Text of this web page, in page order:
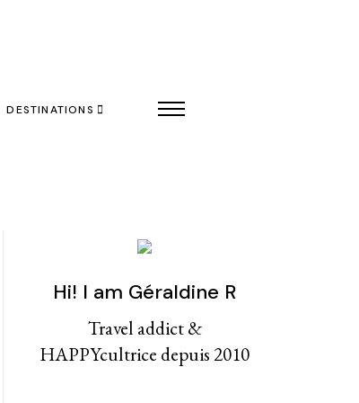
DESTINATIONS
Hi! I am Géraldine R
Travel addict &
HAPPYcultrice depuis 2010